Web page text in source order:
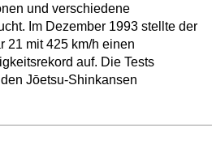
und verschiedene
Im Dezember 1993 stellte der
21 mit 425 km/h einen
auf. Die Tests
Jōetsu-Shinkansen